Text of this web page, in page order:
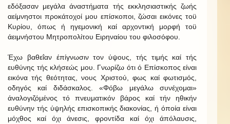
εδόξασαν μεγάλα άναστήματα τής εκκλησιαστικής ζωής
αείμνηστοι προκάτοχοί μου επίσκοποι, ζώσαι εικόνες τοϋ
Κυρίου, όπως ή ηγεμονική καί αρχοντική μορφή τοϋ
άειμνήστου Μητροπολίτου Ειρηναίου του φιλοσόφου.
Έχω βαθεΐαν έπίγνωσιν τον ύψους, τής τιμής καί τής
ευθύνης τής κλήσεώς μου. Γνωρίζω ότι ό Επίσκοπος είναι
εικόνα τής θεότητας, νους Χριστού, φως καί φωτισμός,
οδηγός καί διδάσκαλος. «Φόβω μεγάλω συνέχομαι»
άναλογιζόμένος τό πνευματικόν βάρος καί τήν ηθικήν
ευθύνην τής ύψηλής επισκοπικής διακονίας, ή όποία είναι
μόχθος καί όχι άνεσις, φροντίδα καί όχι άπόλαυσις,